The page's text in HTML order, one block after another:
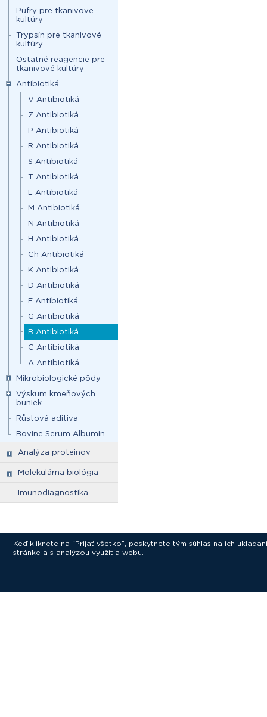
Pufry pre tkanivove
kultúry
Trypsín pre tkanivové
kultúry
Ostatné reagencie pre
tkanivové kultúry
Antibiotiká
V Antibiotiká
Z Antibiotiká
P Antibiotiká
R Antibiotiká
S Antibiotiká
T Antibiotiká
L Antibiotiká
M Antibiotiká
N Antibiotiká
H Antibiotiká
Ch Antibiotiká
K Antibiotiká
D Antibiotiká
E Antibiotiká
G Antibiotiká
B Antibiotiká
C Antibiotiká
A Antibiotiká
Mikrobiologické pôdy
Výskum kmeňových
buniek
Růstová aditiva
Bovine Serum Albumin
Analýza proteinov
Molekulárna biológia
Imunodiagnostika
Keď kliknete na “Prijať všetko”, poskytnete tým súhlas na ich
stránke a s analýzou využitia webu.